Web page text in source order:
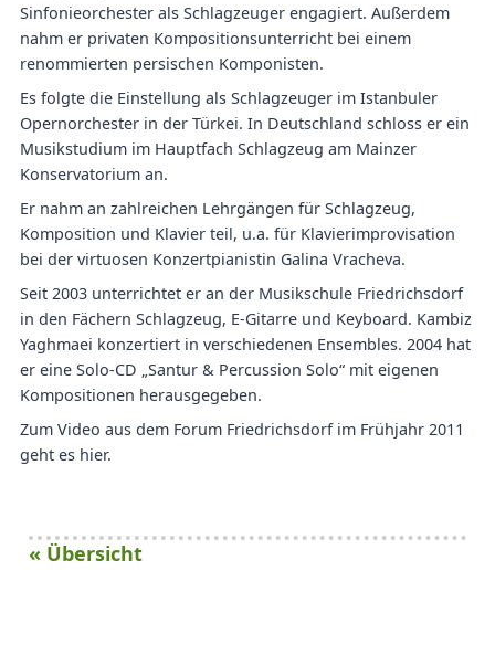
Sinfonieorchester als Schlagzeuger engagiert. Außerdem
nahm er privaten Kompositionsunterricht bei einem
renommierten persischen Komponisten.
Es folgte die Einstellung als Schlagzeuger im Istanbuler
Opernorchester in der Türkei. In Deutschland schloss er ein
Musikstudium im Hauptfach Schlagzeug am Mainzer
Konservatorium an.
Er nahm an zahlreichen Lehrgängen für Schlagzeug,
Komposition und Klavier teil, u.a. für Klavierimprovisation
bei der virtuosen Konzertpianistin Galina Vracheva.
Seit 2003 unterrichtet er an der Musikschule Friedrichsdorf
in den Fächern Schlagzeug, E-Gitarre und Keyboard. Kambiz
Yaghmaei konzertiert in verschiedenen Ensembles. 2004 hat
er eine Solo-CD „Santur & Percussion Solo“ mit eigenen
Kompositionen herausgegeben.
Zum Video aus dem Forum Friedrichsdorf im Frühjahr 2011
geht es hier.
« Übersicht